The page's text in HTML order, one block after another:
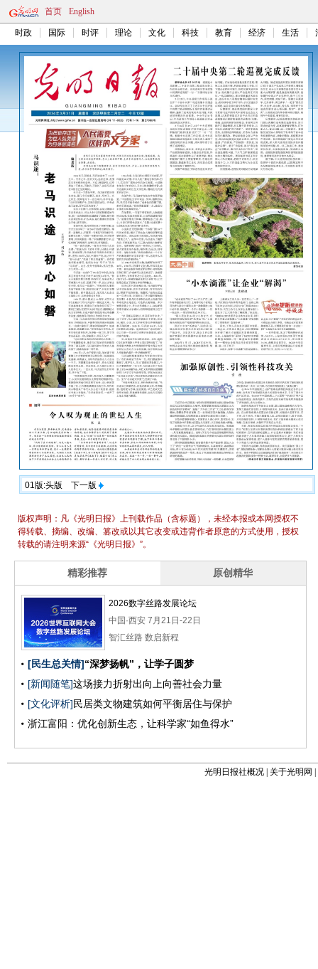
首页 English
时政 国际 时评 理论 文化 科技 教育 经济 生活
01版:头版 下一版
光明日报社概况 关于光明网